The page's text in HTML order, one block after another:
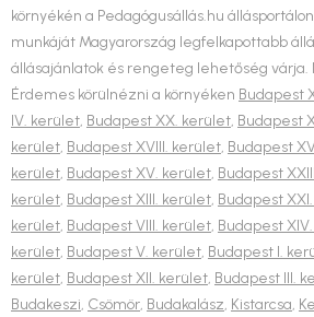
környékén a Pedagógusállás.hu
munkáját Magyarország legfelkapottabb
állásajánlatok és rengeteg lehetőség várja.
Érdemes körülnézni a környéken Budapest
IV. kerület, Budapest XX. kerület, Budapest
kerület, Budapest XVIII. kerület, Budapest
kerület, Budapest XV. kerület, Budapest
kerület, Budapest XIII. kerület, Budapest
kerület, Budapest VIII. kerület, Budapest
kerület, Budapest V. kerület, Budapest I.
kerület, Budapest XII. kerület, Budapest III.
Budakeszi, Csömör, Budakalász, Kistarcsa,